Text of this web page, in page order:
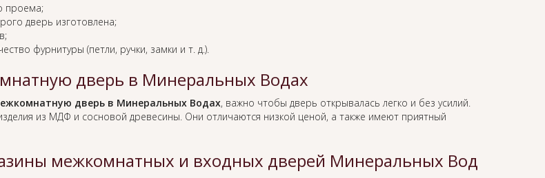
проема;
дверь изготовлена;
фурнитуры (петли, ручки, замки и т. д.).
дверь в Минеральных Водах
дверь в Минеральных Водах, важно чтобы дверь открывалась легко и без усилий.
из МДФ и сосновой древесины. Они отличаются низкой ценой, а также имеют приятный
межкомнатных и входных дверей Минеральных Вод